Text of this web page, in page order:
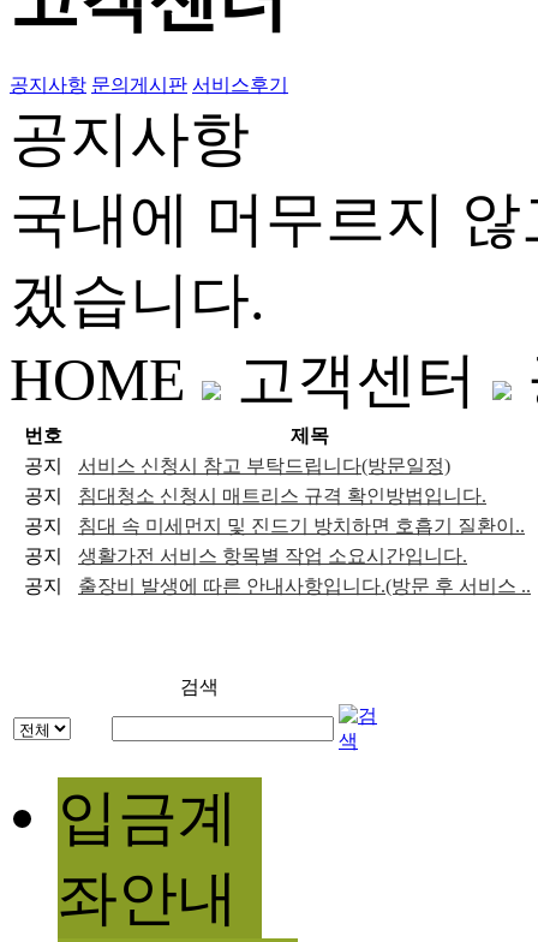
공지사항 문의게시판 서비스후기
공지사항
국내에 머무르지
겠습니다.
HOME
고객센터
번호
제목
공지
서비스 신청시 참고 부탁드립니다(방문일정)
공지
침대청소 신청시 매트리스 규격 확인방법입니다.
공지
침대 속 미세먼지 및 진드기 방치하면 호흡기 질환이..
공지
생활가전 서비스 항목별 작업 소요시간입니다.
공지
출장비 발생에 따른 안내사항입니다.(방문 후 서비스 ..
검색
입금계
좌안내